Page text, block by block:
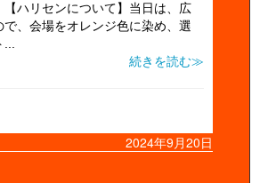
ハリセンについて】当日は、広
、会場をオレンジ色に染め、選
続きを読む≫
2024年9月20日